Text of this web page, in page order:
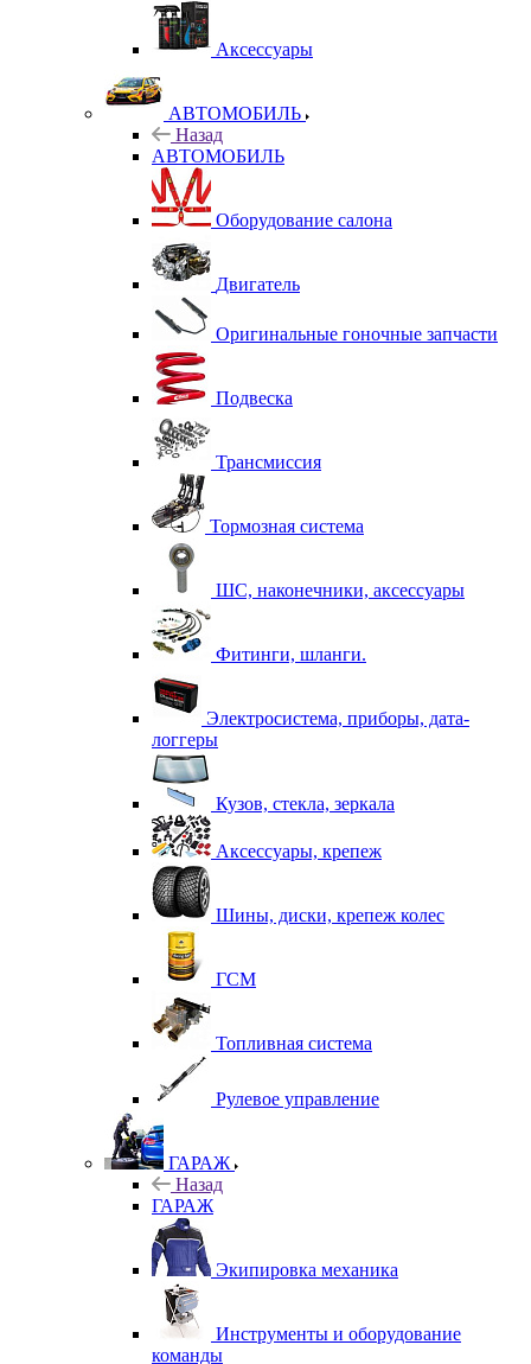
Аксессуары
АВТОМОБИЛЬ
Назад
АВТОМОБИЛЬ
Оборудование салона
Двигатель
Оригинальные гоночные запчасти
Подвеска
Трансмиссия
Тормозная система
ШС, наконечники, аксессуары
Фитинги, шланги.
Электросистема, приборы, дата-
логгеры
Кузов, стекла, зеркала
Аксессуары, крепеж
Шины, диски, крепеж колес
ГСМ
Топливная система
Рулевое управление
ГАРАЖ
Назад
ГАРАЖ
Экипировка механика
Инструменты и оборудование
команды